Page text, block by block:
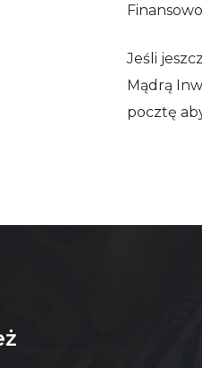
Jeśli
Mądrą
pocztę